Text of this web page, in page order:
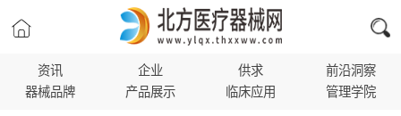
资讯 企业 供求
前沿洞察
器械品牌
产品展示 临床应用 管理学院